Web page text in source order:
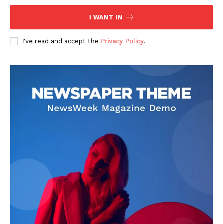
I WANT IN
I've read and accept the Privacy Policy.